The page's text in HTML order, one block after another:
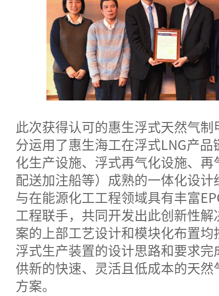
此次获得认可的惠生浮式天然气
分运用了惠生海工在浮式LNG产品
化生产设施、浮式再气化设施、
配送加注船等）成熟的一体化设
与在能源化工工程领域具有丰富
工程联手，共同开发出此创新性
案的上部工艺设计和模块化布置
浮式生产装置的设计思路和要求
供新的快速、灵活且低成本的天然
方案。